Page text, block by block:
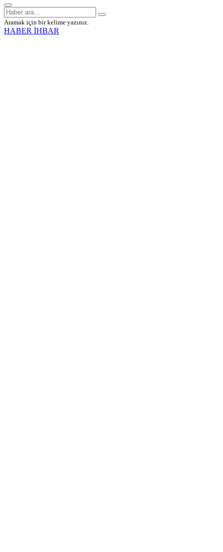
Aramak için bir kelime yazınız.
HABER İHBAR